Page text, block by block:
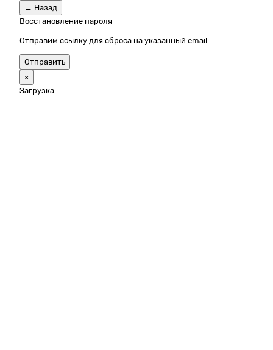
← Назад
Восстановление пароля
Отправим ссылку для сброса на указанный email.
Отправить
×
Загрузка...